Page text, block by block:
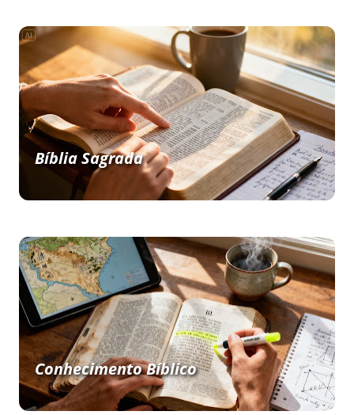
Bíblia Sagrada
Conhecimento Bíblico